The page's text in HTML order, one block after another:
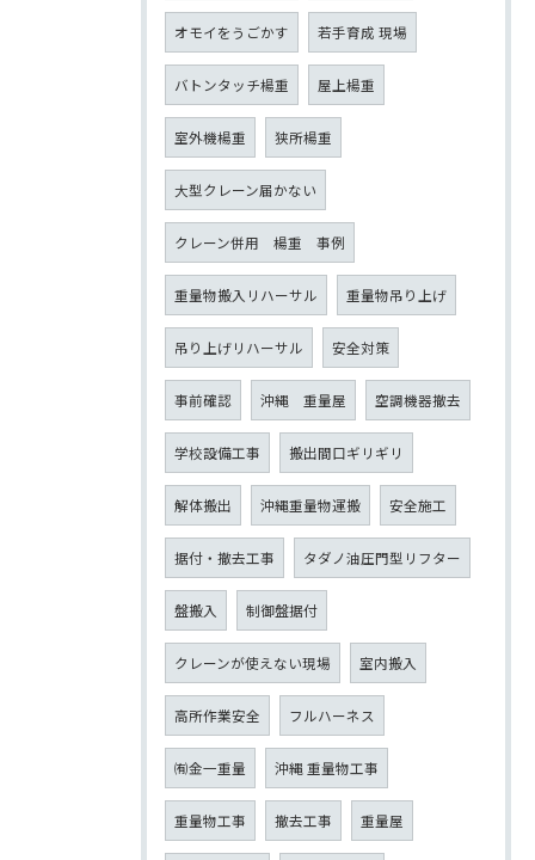
オモイをうごかす 若手育成 現場
バトンタッチ楊重 屋上楊重
室外機楊重 狭所楊重
大型クレーン届かない
クレーン併用 楊重 事例
重量物搬入リハーサル 重量物吊り上げ
吊り上げリハーサル 安全対策
事前確認 沖縄 重量屋 空調機器撤去
学校設備工事 搬出間口ギリギリ
解体搬出 沖縄重量物運搬 安全施工
据付・撤去工事 タダノ油圧門型リフター
盤搬入 制御盤据付
クレーンが使えない現場 室内搬入
高所作業安全 フルハーネス
㈲金一重量 沖縄 重量物工事
重量物工事 撤去工事 重量屋